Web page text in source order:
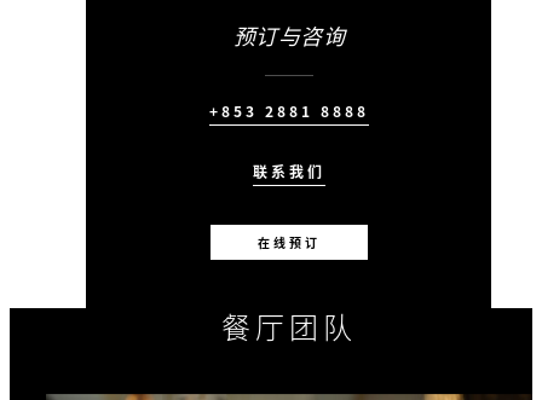
预订与咨询
+853 2881 8888
联系我们
在线预订
餐厅团队